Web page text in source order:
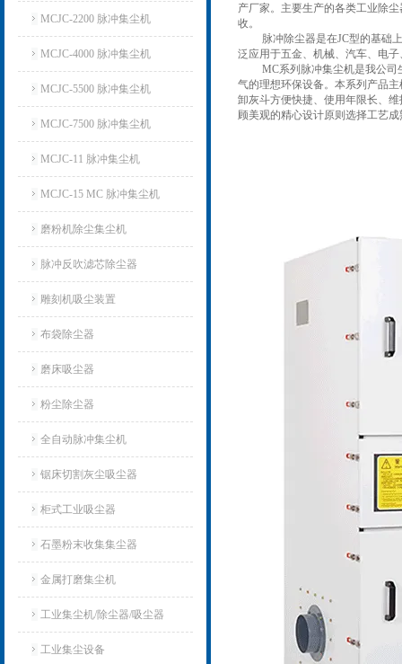
MCJC-2200 脉冲集尘机
MCJC-4000 脉冲集尘机
MCJC-5500 脉冲集尘机
MCJC-7500 脉冲集尘机
MCJC-11 脉冲集尘机
MCJC-15 MC 脉冲集尘机
磨粉机除尘集尘机
脉冲反吹滤芯除尘器
雕刻机吸尘装置
布袋除尘器
磨床吸尘器
粉尘除尘器
全自动脉冲集尘机
锯床切割灰尘吸尘器
柜式工业吸尘器
石墨粉末收集集尘器
金属打磨集尘机
工业集尘机/除尘器/吸尘器
工业集尘设备
产厂家。主要生产的各类工业除
收。
脉冲除尘器是在JC型的基础上
泛应用于五金、机械、汽车、电
MC系列脉冲集尘机是我公
气的理想环保设备。 本系列产品
卸灰斗方便快捷、使用年限长、
顾美观的精心设计原则选择工艺